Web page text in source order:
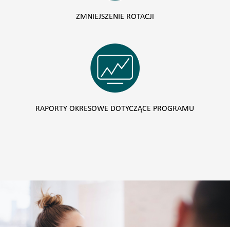
ZMNIEJSZENIE ROTACJI
RAPORTY OKRESOWE DOTYCZĄCE PROGRAMU